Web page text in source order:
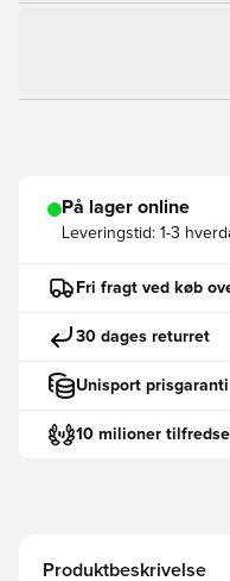
På lager online
Leveringstid: 1-3
Fri fragt ved køb
30 dages returret
Unisport prisgaranti
10 milioner
Produktbeskrivelse